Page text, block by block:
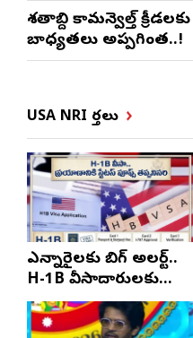
శతాబ్ది కామన్వెల్త్
బాధ్యతలు అప్పగింత..!
USA NRI వార్తలు
ఎన్నారైలకు బిగ్ అలర్ట్..
H-1B వీసాదారులకు
ప్రయాణ సమయంలో
స్టేటస్ ప్రూఫ్స్ తప్పనిసరి..!